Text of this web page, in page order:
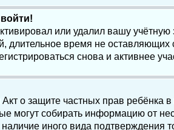
или удалил вашу учётную
длительное время не
снова и активнее
о защите частных прав ребёнка в
могут собирать информацию от
иного вида подтверждения